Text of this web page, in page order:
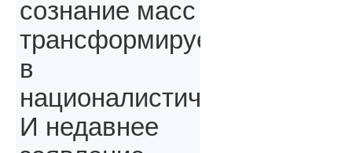
сознание масс
трансформируется
в
националистическое.
И недавнее